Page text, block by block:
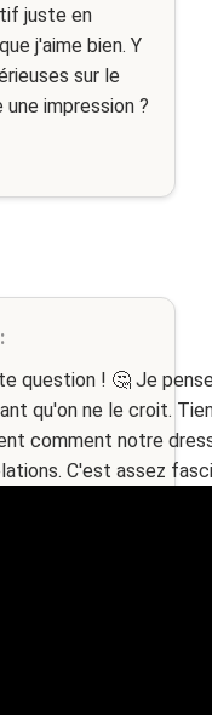
juste en
j'aime bien. Y
sur le
impression ?
question ! 🤔 Je
qu'on ne le croit.
comment notre
C'est assez